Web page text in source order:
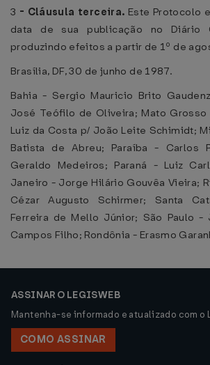
3 - Cláusula terceira. Este Protocolo
data de sua publicação no Diário
produzindo efeitos a partir de 1º de
Brasília, DF, 30 de junho de 1987.
Bahia - Sergio Mauricio Brito
José Teófilo de Oliveira; Mato Grosso
Luiz da Costa p/ João Leite Schimidt;
Batista de Abreu; Paraíba - Carlos
Geraldo Medeiros; Paraná - Luiz
Janeiro - Jorge Hilário Gouvêa Vieira;
Cézar Augusto Schirmer; Santa
Ferreira de Mello Júnior; São Paulo -
Campos Filho; Rondônia - Erasmo
ASSINAR O LEGISWEB
Mantenha-se informado e atualizado com o
COMO ASSINAR